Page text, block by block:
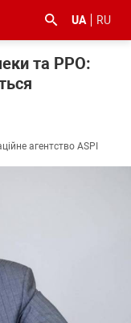
UA RU
та РРО:
агентство ASPI